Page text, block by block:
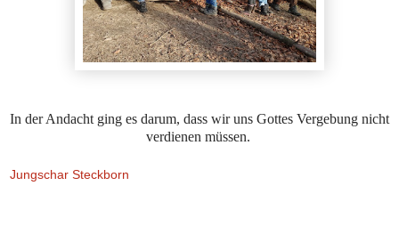
In der Andacht ging es darum, dass wir uns Gottes Vergebung nicht
verdienen müssen.
Jungschar Steckborn